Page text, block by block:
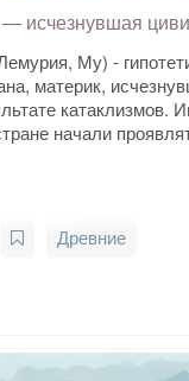
исчезнувшая
Му) -
материк,
катаклизмов.
начали
Древние